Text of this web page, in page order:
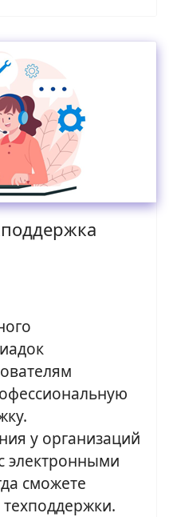
у организаций
электронными
сможете